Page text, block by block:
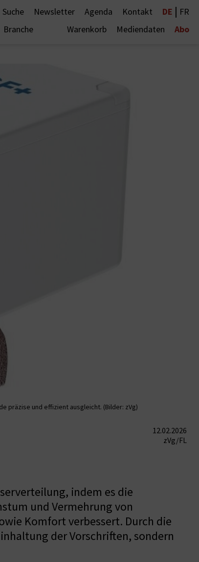
Suche Newsletter Agenda Kontakt DE | FR
Branche Warenkorb Mediendaten Abo
präzise und effizient ausgleicht. (Bilder: zVg)
12.02.2026
zVg/FL
indem es die
und Vermehrung von
Komfort verbessert. Durch die
der Vorschriften, sondern